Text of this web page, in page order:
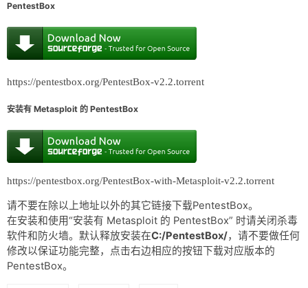
PentestBox
https://pentestbox.org/PentestBox-v2.2.torrent
安装有 Metasploit 的 PentestBox
https://pentestbox.org/PentestBox-with-Metasploit-v2.2.torrent
请不要在除以上地址以外的其它链接下载PentestBox。
在安装和使用“安装有 Metasploit 的 PentestBox” 时请关闭杀毒
软件和防火墙。默认释放安装在C:/PentestBox/，请不要做任何
修改以保证功能完整，点击右边相应的按钮下载对应版本的
PentestBox。